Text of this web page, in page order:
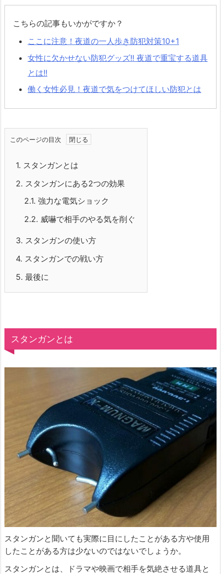
こちらの記事もいかがですか？
ここに注意！夜道の一人歩き防犯対策10+1
女性に欠かせない防犯グッズ!! 夜道で重宝する道具
とは!!
働く女性必見！夜道で気をつけてほしい防犯とは
このページの目次
1. スタンガンとは
2. スタンガンにある2つの効果
2.1. 強力な電気ショック
2.2. 威嚇で相手のやる気を削ぐ
3. スタンガンの使い方
4. スタンガンでの戦い方
5. 最後に
スタンガンとは
スタンガンと聞いても実際に目にしたことがある方や使用
したことがある方は少ないのではないでしょうか。
スタンガンとは、ドラマや映画で相手を気絶させる道具と